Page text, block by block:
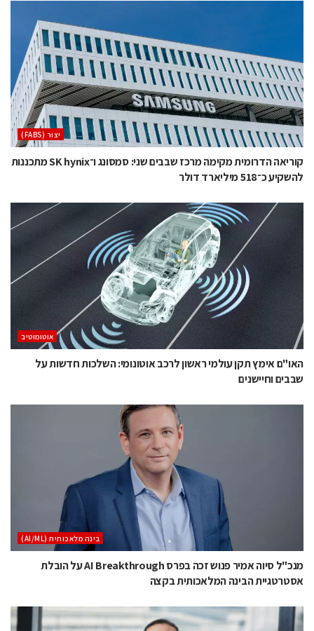
‫יצור (‪(FABS‬‬
קוריאה הדרומית מקימה מרכז שבבים שני: סמסונג ו־SK hynix מתכננות
להשקיע כ־518 מיליארד דולר
אוטומוטיב
האו"ם אימץ תקן עולמי ראשון לרכב אוטונומי: השלכות חדשות על
שבבים וחיישנים
בינה מלאכותית (AI/ML)
מנכ"ל סיוה אמיר פנוש זכה בפרס AI Breakthrough על הובלת
אסטרטגיית הבינה המלאכותית בקצה